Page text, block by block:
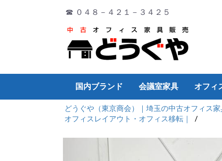
☎ ０４８－４２１－３４２５
国内ブランド
オカムラ デスク
チェア
ワゴン・脇机
会議テーブル
書庫
ロッカー
その他
イトーキ デスク
チェア
ワゴン・脇机
会議テーブル
書庫
ロッカー
その他
コクヨ デスク
チェア
ワゴン・脇机
会議テーブル
書庫
ロッカー
その他
PLUS チェア
デスク
ワゴン・脇机
会議テーブル
書庫
ロッカー
その他
ウチダ デスク
チェア
ワゴン・脇机
会議テーブル
書庫
ロッカー
その他
TOYO デスク
チェア
ワゴン・脇机
会議テーブル
書庫
ロッカー
その他
その他
会議室家具
ミーティングチェア
ミーティングテーブル
演台
折り畳み
会議サポートツール
オフィ
デスク
片袖デ
両袖デ
平デス
システ
折り畳
Ｌ型デ
ワゴン
パーテ
ホワイ
OA機器
オフィ
その他
厨房機
どうぐや（東京商会）｜埼玉の中古オフィス
オフィスレイアウト・オフィス移転｜